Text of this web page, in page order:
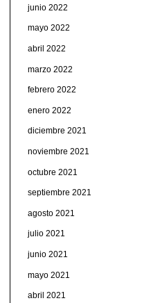
junio 2022
mayo 2022
abril 2022
marzo 2022
febrero 2022
enero 2022
diciembre 2021
noviembre 2021
octubre 2021
septiembre 2021
agosto 2021
julio 2021
junio 2021
mayo 2021
abril 2021